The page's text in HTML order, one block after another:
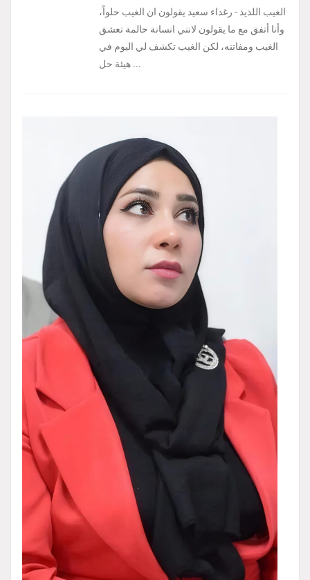
الغيب اللذيذ - رغداء سعيد يقولون ان الغيب حلواً،
وأنا أتفق مع ما يقولون لانني انسانة حالمة تعشق
الغيب ومفاتنه، لكن الغيب تكشف لي اليوم في
هيئة حل ...